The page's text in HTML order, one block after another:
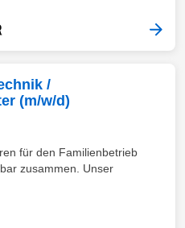
/
(m/w/d)
für den Familienbetrieb
zusammen. Unser